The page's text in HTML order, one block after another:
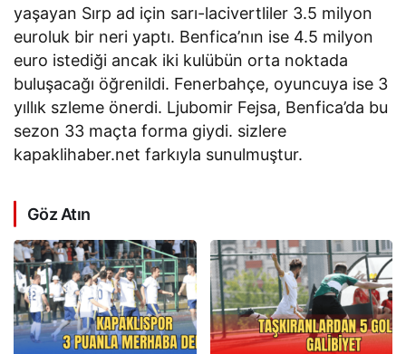
yaşayan Sırp ad için sarı-lacivertliler 3.5 milyon
euroluk bir neri yaptı. Benfica’nın ise 4.5 milyon
euro istediği ancak iki kulübün orta noktada
buluşacağı öğrenildi. Fenerbahçe, oyuncuya ise 3
yıllık szleme önerdi. Ljubomir Fejsa, Benfica’da bu
sezon 33 maçta forma giydi. sizlere
kapaklihaber.net farkıyla sunulmuştur.
Göz Atın